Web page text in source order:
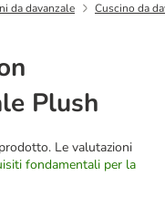
da davanzale Cuscino da
Plush
Le valutazioni
fondamentali per la